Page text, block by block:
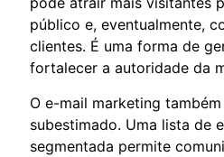
público e, eventualmente,
clientes. É uma forma de
fortalecer a autoridade da
O e-mail marketing
subestimado. Uma lista de
segmentada permite